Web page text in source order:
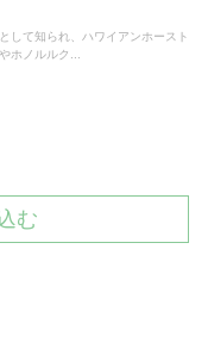
して知られ、ハワイアンホースト
ホノルルク...
む